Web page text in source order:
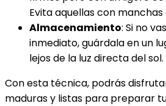
Evita aquellas con
Almacenamiento: Si no
inmediato, guárdala en un
lejos de la luz directa del sol.
Con esta técnica, podrás
maduras y listas para preparar